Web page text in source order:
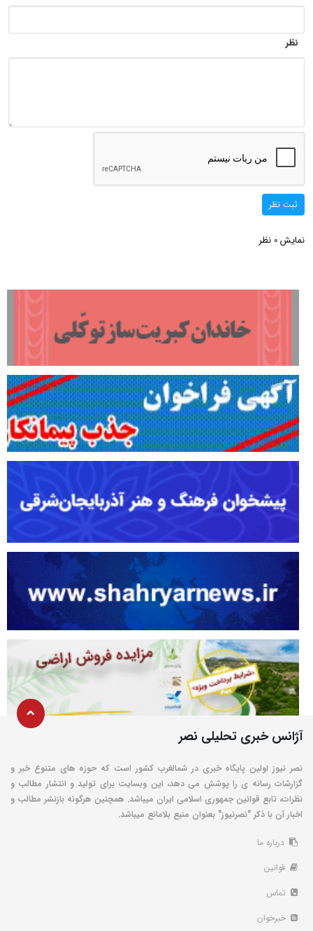
نظر
ثبت نظر
نمایش 0 نظر
آژانس خبری تحلیلی نصر
نصر نیوز اولین پایگاه خبری در شمالغرب کشور است که حوزه های متنوع خبر و
گزارشات رسانه ی را پوشش می دهد، این وبسایت برای تولید و انتشار مطالب و
نظرات، تابع قوانین جمهوری اسلامی ایران میباشد. همچنین هرگونه بازنشر مطالب و
اخبار آن با ذکر "نصرنیوز" بعنوان منبع بلامانع میباشد.
درباره ما
قوانین
تماس
خبرخوان